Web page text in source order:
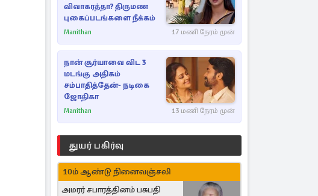
விவாகரத்தா? திருமண
புகைப்படங்களை நீக்கம்
Manithan 17 மணி நேரம் முன்
நான் சூர்யாவை விட 3
மடங்கு அதிகம்
சம்பாதித்தேன்- நடிகை
ஜோதிகா
Manithan 13 மணி நேரம் முன்
துயர் பகிர்வு
10ம் ஆண்டு நினைவஞ்சலி
அமரர் சபாரத்தினம் பசுபதி